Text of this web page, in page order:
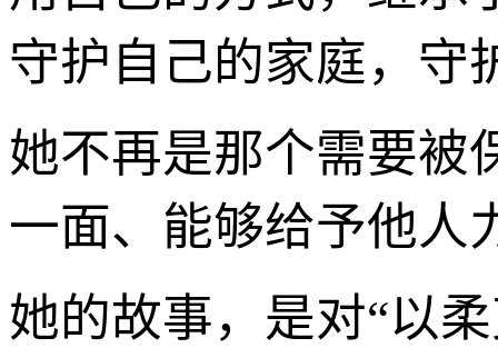
守护自己的家庭，守
她不再是那个需要被
一面、能够给予他人
她的故事，是对“以